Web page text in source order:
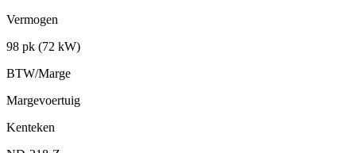
Vermogen
98 pk (72 kW)
BTW/Marge
Margevoertuig
Kenteken